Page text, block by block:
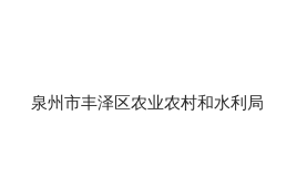
泉州市丰泽区农业农村和水利局